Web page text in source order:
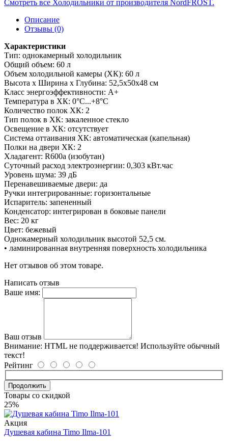
Смотреть все Холодильники от производителя NordFROST.
Описание
Отзывы (0)
Характеристики
Тип: однокамерный холодильник
Общий объем: 60 л
Объем холодильной камеры (ХК): 60 л
Высота х Ширина х Глубина: 52,5x50x48 см
Класс энергоэффективности: A+
Температура в ХК: 0°С...+8°С
Количество полок ХК: 2
Тип полок в ХК: закаленное стекло
Освещение в ХК: отсутствует
Система оттаивания ХК: автоматическая (капельная)
Полки на двери ХК: 2
Хладагент: R600a (изобутан)
Суточный расход электроэнергии: 0,303 кВт.час
Уровень шума: 39 дБ
Перенавешиваемые двери: да
Ручки интегрированные: горизонтальные
Испаритель: запененный
Конденсатор: интегрирован в боковые панели
Вес: 20 кг
Цвет: бежевый
Однокамерный холодильник высотой 52,5 см.
• ламинированная внутренняя поверхность холодильника
Нет отзывов об этом товаре.
Написать отзыв
Ваше имя:
Ваш отзыв
Внимание: HTML не поддерживается! Используйте обычный
текст!
Рейтинг
Продолжить
Товары со скидкой
25%
Акция
Душевая кабина Timo Ilma-101